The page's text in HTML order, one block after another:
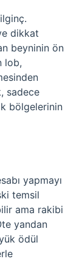
dikkat
beyninin ön
lob,
sadece
bölgelerinin
yapmayı
temsil
ama rakibi
yandan
ödül